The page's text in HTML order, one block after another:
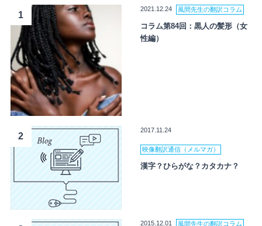
1
2021.12.24 風間先生の翻訳コラム
コラム第84回：黒人の髪形（女
性編）
2
2017.11.24
映像翻訳通信（メルマガ）
漢字？ひらがな？カタカナ？
2015.12.01 風間先生の翻訳コラム